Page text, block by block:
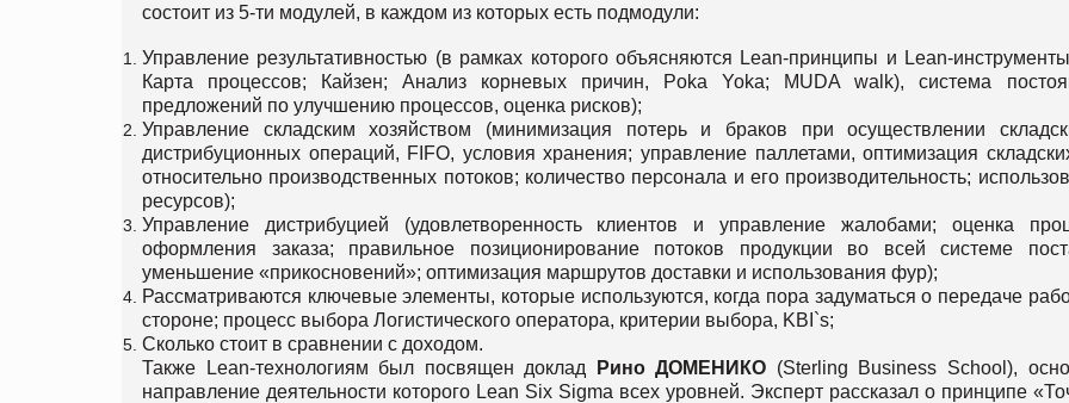
состоит из 5-ти модулей, в каждом из которых есть подмодули:
Управление результативностью (в рамках которого объясняются Lean-принципы и Lean-
Карта процессов; Кайзен; Анализ корневых причин, Poka Yoka; MUDA walk), система
предложений по улучшению процессов, оценка рисков);
Управление складским хозяйством (минимизация потерь и браков при осуществлении
дистрибуционных операций, FIFO, условия хранения; управление паллетами, оптимизация
относительно производственных потоков; количество персонала и его производительность;
ресурсов);
Управление дистрибуцией (удовлетворенность клиентов и управление жалобами; оценка
оформления заказа; правильное позиционирование потоков продукции во всей системе
уменьшение «прикосновений»; оптимизация маршрутов доставки и использования фур);
Рассматриваются ключевые элементы, которые используются, когда пора задуматься о передаче
стороне; процесс выбора Логистического оператора, критерии выбора, KBI`s;
Сколько стоит в сравнении с доходом.
Также Lean-технологиям был посвящен доклад
РиноДОМЕНИКО (Sterling Business School),
направление деятельности которого Lean Six Sigma всех уровней. Эксперт рассказал о принципе